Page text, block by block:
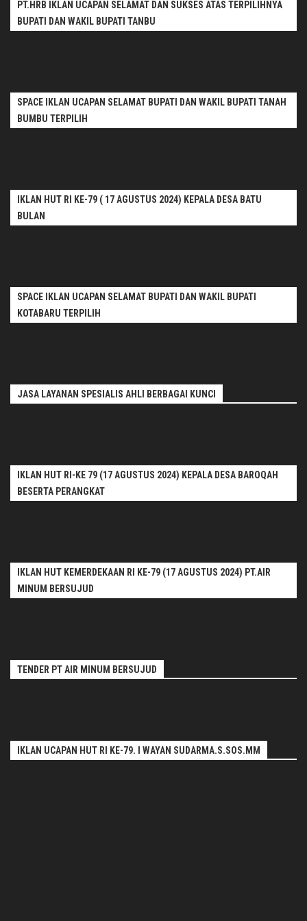
PT.HRB IKLAN UCAPAN SELAMAT DAN SUKSES ATAS TERPILIHNYA
BUPATI DAN WAKIL BUPATI TANBU
SPACE IKLAN UCAPAN SELAMAT BUPATI DAN WAKIL BUPATI TANAH
BUMBU TERPILIH
IKLAN HUT RI KE-79 ( 17 AGUSTUS 2024) KEPALA DESA BATU
BULAN
SPACE IKLAN UCAPAN SELAMAT BUPATI DAN WAKIL BUPATI
KOTABARU TERPILIH
JASA LAYANAN SPESIALIS AHLI BERBAGAI KUNCI
IKLAN HUT RI-KE 79 (17 AGUSTUS 2024) KEPALA DESA BAROQAH
BESERTA PERANGKAT
IKLAN HUT KEMERDEKAAN RI KE-79 (17 AGUSTUS 2024) PT.AIR
MINUM BERSUJUD
TENDER PT AIR MINUM BERSUJUD
IKLAN UCAPAN HUT RI KE-79. I WAYAN SUDARMA.S.SOS.MM